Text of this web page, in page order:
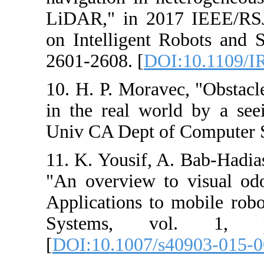
LiDAR," in
on Intelligent
2601-2608. [
10. H. P.
in the real
Univ CA Dept
11. K. Yousif,
"An overview
Applications
Systems,
[DOI:10.1007/